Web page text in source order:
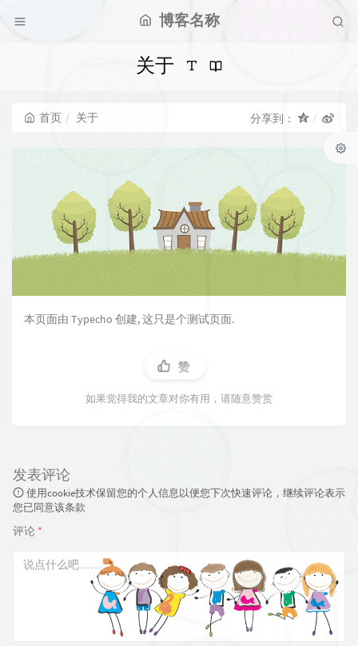
博客名称
关于
首页 关于 分享到：
本页面由 Typecho 创建, 这只是个测试页面.
赞
如果觉得我的文章对你有用，请随意赞赏
发表评论
使用cookie技术保留您的个人信息以便您下次快速评论，继续评论表示
您已同意该条款
评论 *